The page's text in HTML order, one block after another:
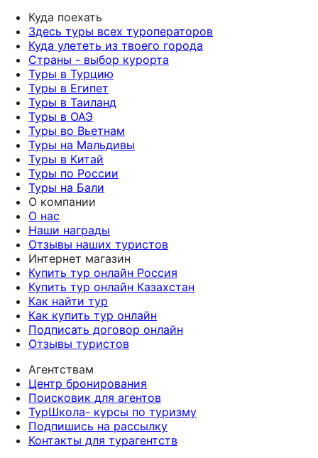
Куда поехать
Здесь туры всех туроператоров
Куда улететь из твоего города
Страны - выбор курорта
Туры в Турцию
Туры в Египет
Туры в Таиланд
Туры в ОАЭ
Туры во Вьетнам
Туры на Мальдивы
Туры в Китай
Туры по России
Туры на Бали
О компании
О нас
Наши награды
Отзывы наших туристов
Интернет магазин
Купить тур онлайн Россия
Купить тур онлайн Казахстан
Как найти тур
Как купить тур онлайн
Подписать договор онлайн
Отзывы туристов
Агентствам
Центр бронирования
Поисковик для агентов
ТурШкола- курсы по туризму
Подпишись на рассылку
Контакты для турагентств